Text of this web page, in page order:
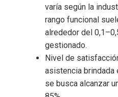
varía según la
rango funcional
alrededor del
gestionado.
Nivel de
asistencia brindada
se busca alcanzar